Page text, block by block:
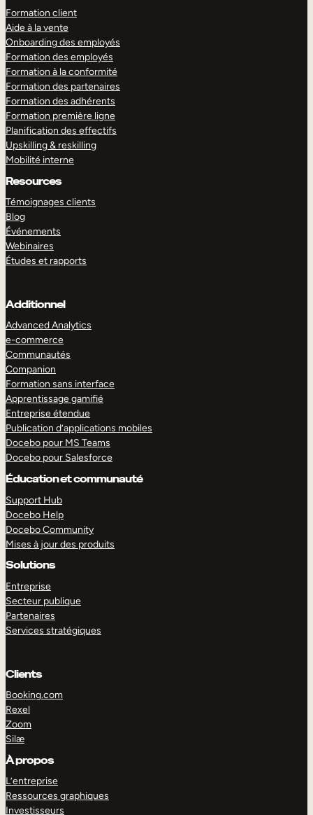
Formation client
Aide à la vente
Onboarding des employés
Formation des employés
Formation à la conformité
Formation des partenaires
Formation des adhérents
Formation première ligne
Planification des effectifs
Upskilling & reskilling
Mobilité interne
Resources
Témoignages clients
Blog
Événements
Webinaires
Études et rapports
Additionnel
Advanced Analytics
e-commerce
Communautés
Companion
Formation sans interface
Apprentissage gamifié
Entreprise étendue
Publication d’applications mobiles
Docebo pour MS Teams
Docebo pour Salesforce
Éducation et communauté
Support Hub
Docebo Help
Docebo Community
Mises à jour des produits
Solutions
Entreprise
Secteur publique
Partenaires
Services stratégiques
Clients
Booking.com
Rexel
Zoom
Silæ
À propos
L’entreprise
Ressources graphiques
Investisseurs